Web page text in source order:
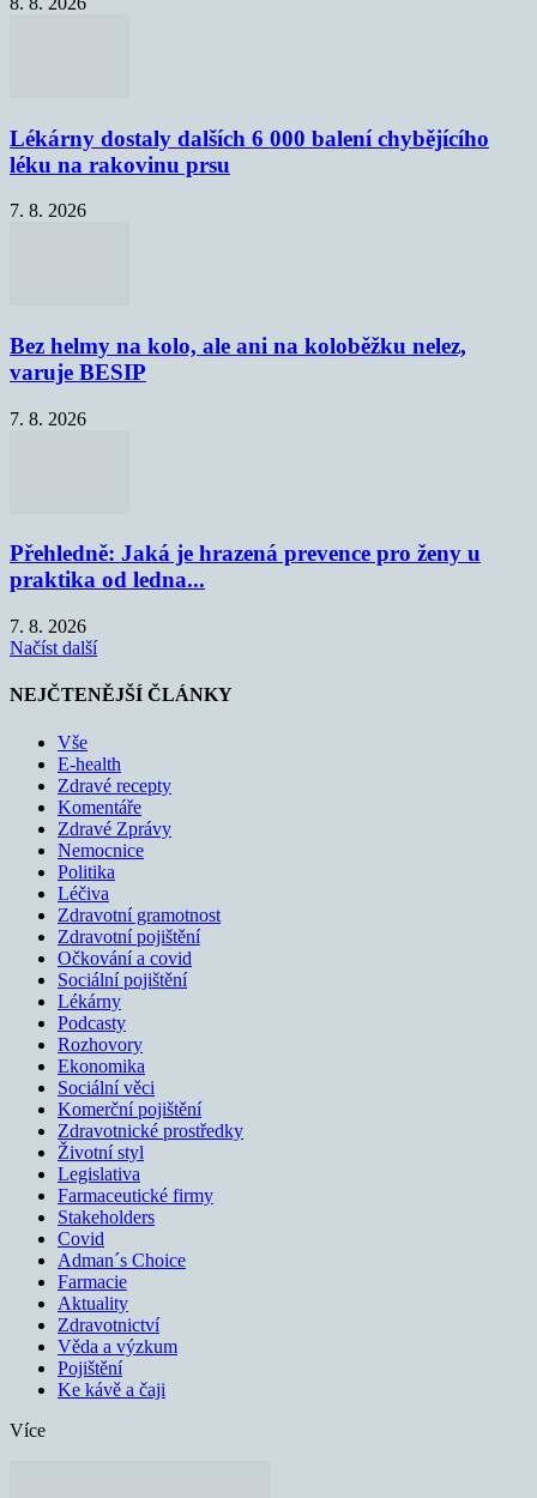
Lékárny dostaly dalších 6 000 balení chybějícího
léku na rakovinu prsu
7. 8. 2026
Bez helmy na kolo, ale ani na koloběžku nelez,
varuje BESIP
7. 8. 2026
Přehledně: Jaká je hrazená prevence pro ženy u
praktika od ledna...
7. 8. 2026
Načíst další
NEJČTENĚJŠÍ ČLÁNKY
Vše
E-health
Zdravé recepty
Komentáře
Zdravé Zprávy
Nemocnice
Politika
Léčiva
Zdravotní gramotnost
Zdravotní pojištění
Očkování a covid
Sociální pojištění
Lékárny
Podcasty
Rozhovory
Ekonomika
Sociální věci
Komerční pojištění
Zdravotnické prostředky
Životní styl
Legislativa
Farmaceutické firmy
Stakeholders
Covid
Adman´s Choice
Farmacie
Aktuality
Zdravotnictví
Věda a výzkum
Pojištění
Ke kávě a čaji
Více